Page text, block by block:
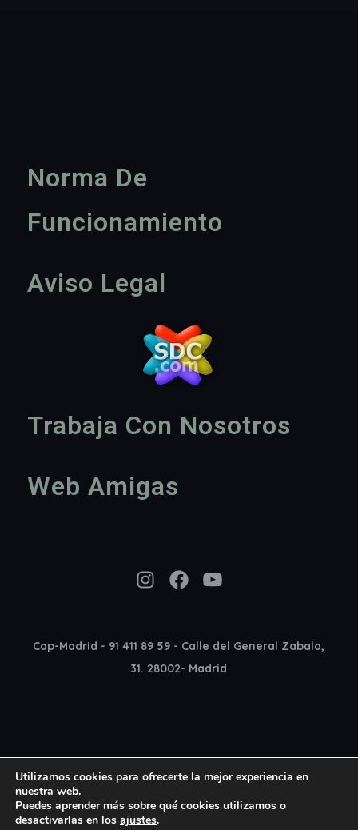
Norma De
Funcionamiento
Aviso Legal
Trabaja Con Nosotros
Web Amigas
InstagramFacebook YouTube
Cap-Madrid - 91 411 89 59 - Calle del General Zabala,
31. 28002- Madrid
Utilizamos cookies para ofrecerte la mejor experiencia en
nuestra web.
Puedes aprender más sobre qué cookies utilizamos o
desactivarlas en los ajustes.